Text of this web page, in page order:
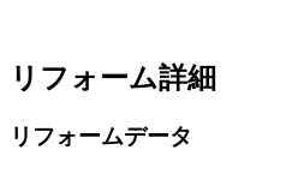
リフォーム詳細
リフォームデータ